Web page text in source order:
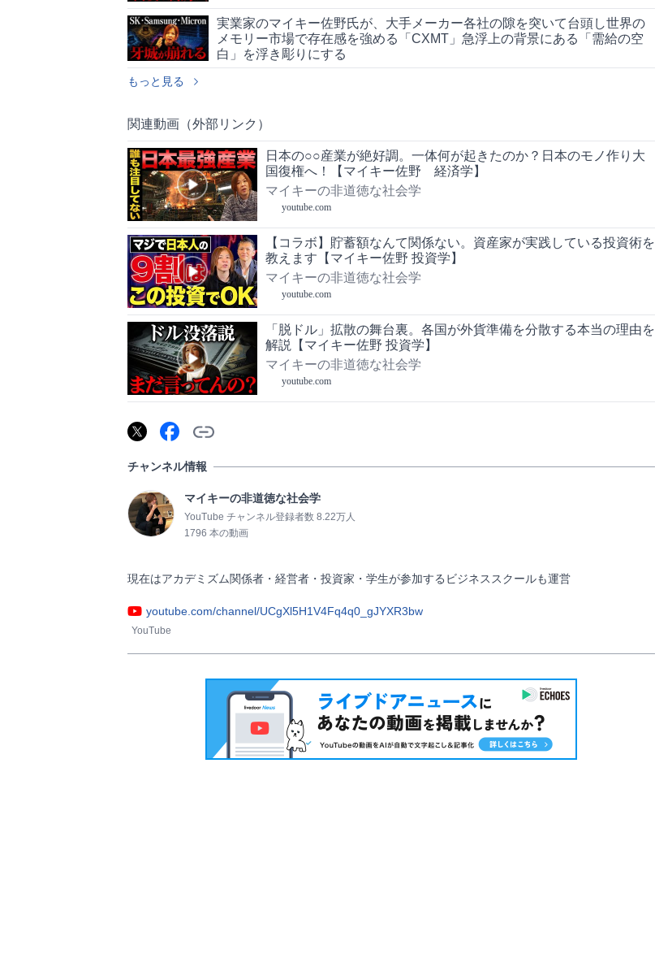
実業家のマイキー佐野氏が、大手メーカー各社の隙を突いて台頭し世界の
メモリー市場で存在感を強める「CXMT」急浮上の背景にある「需給の空
白」を浮き彫りにする
もっと見る
関連動画（外部リンク）
日本の○○産業が絶好調。一体何が起きたのか？日本のモノ作り大
国復権へ！【マイキー佐野 経済学】
マイキーの非道徳な社会学
youtube.com
【コラボ】貯蓄額なんて関係ない。資産家が実践している投資術を
教えます【マイキー佐野 投資学】
マイキーの非道徳な社会学
youtube.com
「脱ドル」拡散の舞台裏。各国が外貨準備を分散する本当の理由を
解説【マイキー佐野 投資学】
マイキーの非道徳な社会学
youtube.com
チャンネル情報
マイキーの非道徳な社会学
YouTube チャンネル登録者数 8.22万人
1796 本の動画
現在はアカデミズム関係者・経営者・投資家・学生が参加するビジネススクールも運営
youtube.com/channel/UCgXl5H1V4Fq4q0_gJYXR3bw
YouTube